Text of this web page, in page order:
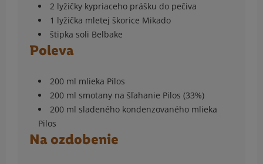
2 lyžičky kypriaceho prášku do pečiva
1 lyžička mletej škorice Mikado
štipka soli Belbake
Poleva
200 ml mlieka Pilos
200 ml smotany na šľahanie Pilos (33%)
200 ml sladeného kondenzovaného mlieka
Pilos
Na ozdobenie